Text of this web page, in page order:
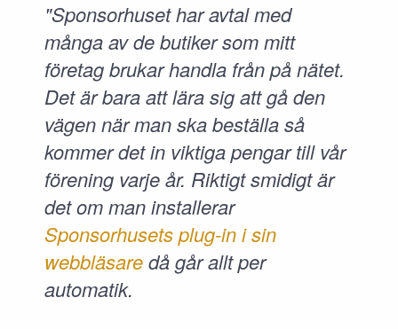
"Sponsorhuset har avtal med
många av de butiker som mitt
företag brukar handla från på nätet.
Det är bara att lära sig att gå den
vägen när man ska beställa så
kommer det in viktiga pengar till vår
förening varje år. Riktigt smidigt är
det om man installerar
Sponsorhusets plug-in i sin
webbläsaredå går allt per
automatik.